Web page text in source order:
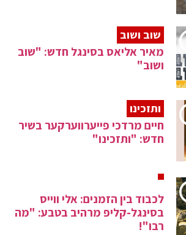
שוב ושוב
מאיר אליאס בסינגל חדש: "שוב
ושוב"
ותזכינו
חיים מרדכי פייערווערקער בשיר
חדש: "ותזכינו"
לכבוד בין הזמנים: אלי ווייס
בסינגל-קליפ מרהיב בטבע: "מה
רבו"!